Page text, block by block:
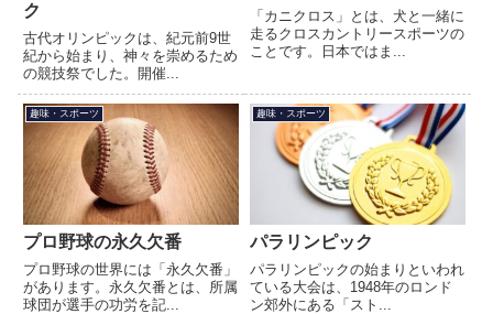
ク
古代オリンピックは、紀元前9世
紀から始まり、神々を崇めるため
の競技祭でした。開催...
「カニクロス」とは、犬と一緒に
走るクロスカントリースポーツの
ことです。日本ではま...
趣味・スポーツ
プロ野球の永久欠番
プロ野球の世界には「永久欠番」
があります。永久欠番とは、所属
球団が選手の功労を記...
趣味・スポーツ
パラリンピック
パラリンピックの始まりといわれ
ている大会は、1948年のロンド
ン郊外にある「スト...